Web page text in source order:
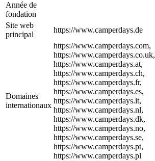
Année de
fondation
Site web
principal
https://www.camperdays.de
Domaines
internationaux
https://www.camperdays.com,
https://www.camperdays.co.uk,
https://www.camperdays.at,
https://www.camperdays.ch,
https://www.camperdays.fr,
https://www.camperdays.es,
https://www.camperdays.it,
https://www.camperdays.nl,
https://www.camperdays.dk,
https://www.camperdays.no,
https://www.camperdays.se,
https://www.camperdays.pt,
https://www.camperdays.pl